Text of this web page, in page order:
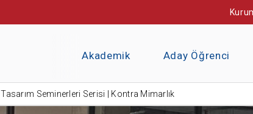
Akademik Aday Öğrenci
Tasarım Seminerleri Serisi | Kontra Mimarlık